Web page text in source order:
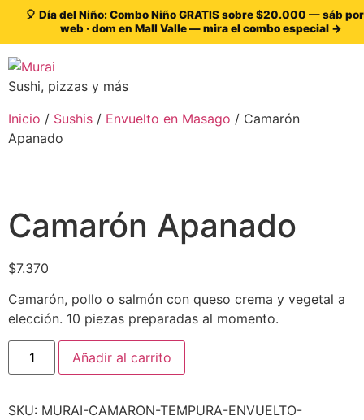
🎈 Día del Niño: Combo Niño GRATIS sobre $20.000 — sáb
web · dom en Mall Valle —mira el combo especial →
Sushi, pizzas y más
Inicio / Sushis / Envuelto en Masago / Camarón
Apanado
Camarón Apanado
$7.370
Camarón, pollo o salmón con queso crema y vegetal a
elección. 10 piezas preparadas al momento.
Añadir al carrito
SKU: MURAI-CAMARON-TEMPURA-ENVUELTO-